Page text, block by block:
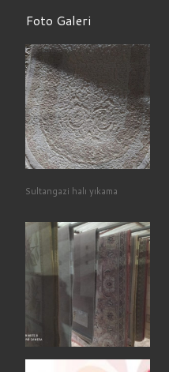
Foto Galeri
Sultangazi halı yıkama